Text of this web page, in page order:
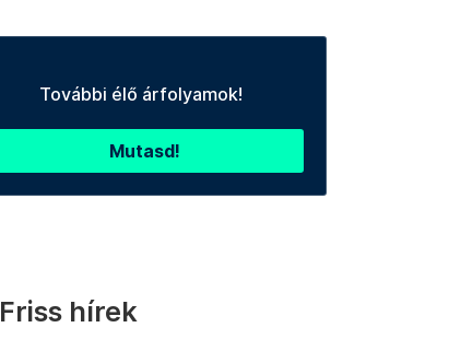
További élő árfolyamok!
Mutasd!
Friss hírek